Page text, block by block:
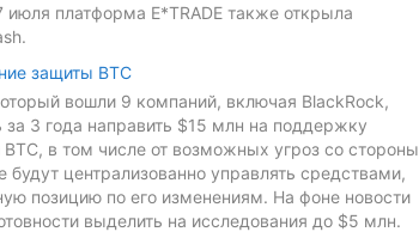
платформа E*TRADE также открыла
защиты BTC
вошли 9 компаний, включая BlackRock,
за 3 года направить $15 млн на поддержку
в том числе от возможных угроз со стороны
централизованно управлять средствами,
позицию по его изменениям. На фоне новости
выделить на исследования до $5 млн.